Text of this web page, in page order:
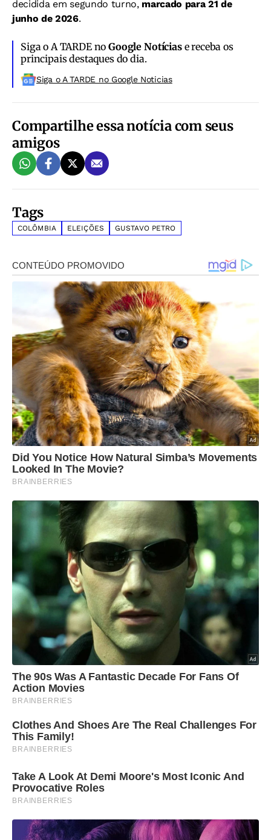
decidida em segundo turno, marcado para 21 de
junho de 2026.
Siga o A TARDE noGoogle Notíciase receba os
principais destaques do dia.
Siga o A TARDE no Google Noticias
Compartilhe essa notícia com seus
amigos
Tags
COLÔMBIA ELEIÇÕES GUSTAVO PETRO